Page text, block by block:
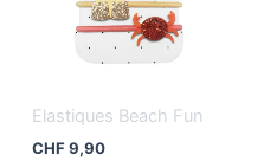
Elastiques Beach Fun
CHF9,90